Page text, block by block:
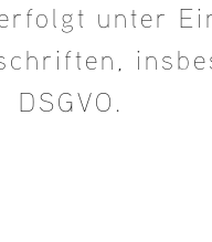
unter
DSGVO.